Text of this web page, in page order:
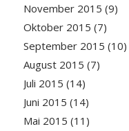
November 2015 (9)
Oktober 2015 (7)
September 2015 (10)
August 2015 (7)
Juli 2015 (14)
Juni 2015 (14)
Mai 2015 (11)